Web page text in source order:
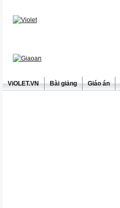
ViOLET.VN Bài giảng Giáo án